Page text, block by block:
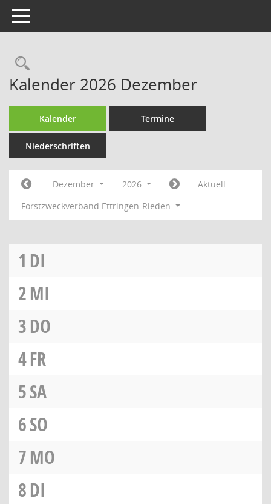
Toggle navigation
Rechercheauswahl
Kalender 2026 Dezember
Kalender Termine
Niederschriften
Dezember 2026
Aktuell
Forstzweckverband Ettringen-Rieden
1 DI
2MI
3DO
4FR
5SA
6SO
7MO
8DI